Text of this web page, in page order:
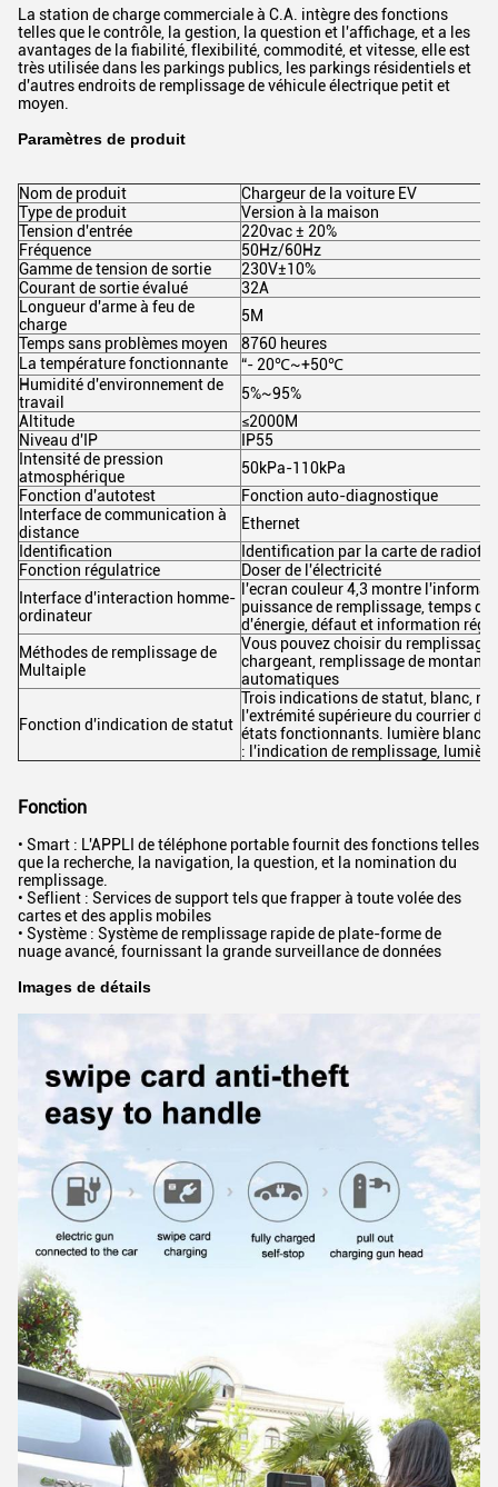
La station de charge commerciale à C.A. intègre des fonctions
telles que le contrôle, la gestion, la question et l'affichage, et a les
avantages de la fiabilité, flexibilité, commodité, et vitesse, elle est
très utilisée dans les parkings publics, les parkings résidentiels et
d'autres endroits de remplissage de véhicule électrique petit et
moyen.
Paramètres de produit
Nom de produit
Chargeur de la voiture EV
Type de produit
Version à la maison
Tension d'entrée
220vac ± 20%
Fréquence
50Hz/60Hz
Gamme de tension de sortie
230V±10%
Courant de sortie évalué
32A
Longueur d'arme à feu de
charge
5M
Temps sans problèmes moyen
8760 heures
La température fonctionnante
“- 20℃~+50℃
Humidité d'environnement de
travail
5%~95%
Altitude
≤2000M
Niveau d'IP
IP55
Intensité de pression
atmosphérique
50kPa-110kPa
Fonction d'autotest
Fonction auto-diagnostique
Interface de communication à
distance
Ethernet
Identification
Identification par la carte de
Fonction régulatrice
Doser de l'électricité
Interface d'interaction homme-
ordinateur
l'ecran couleur 4,3 montre
puissance de remplissage, temps
d'énergie, défaut et information
Méthodes de remplissage de
Multaiple
Vous pouvez choisir du remplissage
chargeant, remplissage de montant
automatiques
Fonction d'indication de statut
Trois indications de statut, blanc,
l'extrémité supérieure du courrier
états fonctionnants. lumière
: l'indication de remplissage,
Fonction
• Smart : L'APPLI de téléphone portable fournit des fonctions telles
que la recherche, la navigation, la question, et la nomination du
remplissage.
• Seflient : Services de support tels que frapper à toute volée des
cartes et des applis mobiles
• Système : Système de remplissage rapide de plate-forme de
nuage avancé, fournissant la grande surveillance de données
Images de détails